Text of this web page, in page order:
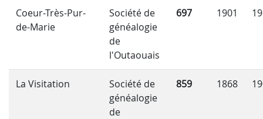
Coeur-Très-Pur-
de-Marie
Société de
généalogie
de
l'Outaouais
697 1901
La Visitation
Société de
généalogie
de
859 1868